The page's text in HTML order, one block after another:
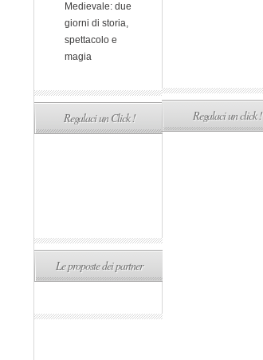
Medievale: due
giorni di storia,
spettacolo e
magia
Regalaci un Click !
Le proposte dei partner
Regalaci un click !